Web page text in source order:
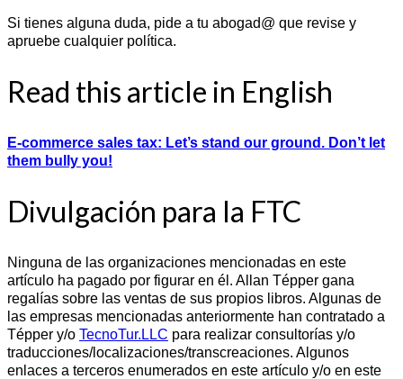
Si tienes alguna duda, pide a tu abogad@ que revise y
apruebe cualquier política.
Read this article in English
E-commerce sales tax: Let’s stand our ground. Don’t let
them bully you!
Divulgación para la FTC
Ninguna de las organizaciones mencionadas en este
artículo ha pagado por figurar en él. Allan Tépper gana
regalías sobre las ventas de sus propios libros. Algunas de
las empresas mencionadas anteriormente han contratado a
Tépper y/o TecnoTur.LLC para realizar consultorías y/o
traducciones/localizaciones/transcreaciones. Algunos
enlaces a terceros enumerados en este artículo y/o en este